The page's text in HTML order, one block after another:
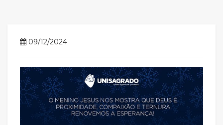
Calendário acadêmico
Internacionalização
UATI
09/12/2024